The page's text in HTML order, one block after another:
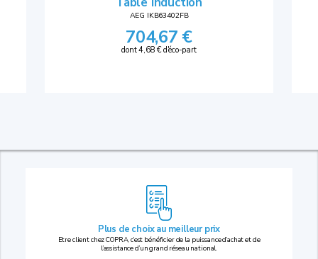
AEG IKB63402FB
704,67 €
dont 4,68 € d'éco-part
Plus de choix au meilleur prix
Etre client chez COPRA, c’est bénéficier de la puissance d’achat et de
l’assistance d’un grand réseau national.